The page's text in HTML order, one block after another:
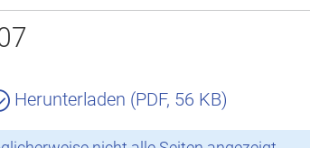
Herunterladen (PDF, 56 KB)